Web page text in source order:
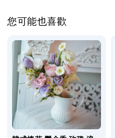
您可能也喜歡